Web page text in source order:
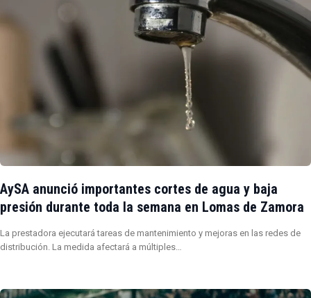
AySA anunció importantes cortes de agua y baja
presión durante toda la semana en Lomas de Zamora
La prestadora ejecutará tareas de mantenimiento y mejoras en las redes de
distribución. La medida afectará a múltiples…